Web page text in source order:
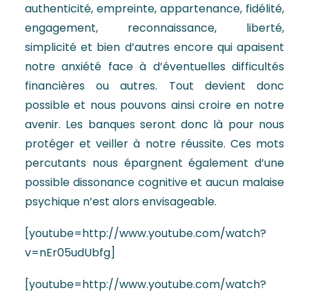
authenticité, empreinte, appartenance, fidélité,
engagement, reconnaissance, liberté,
simplicité et bien d’autres encore qui apaisent
notre anxiété face à d’éventuelles difficultés
financières ou autres. Tout devient donc
possible et nous pouvons ainsi croire en notre
avenir. Les banques seront donc là pour nous
protéger et veiller à notre réussite. Ces mots
percutants nous épargnent également d’une
possible dissonance cognitive et aucun malaise
psychique n’est alors envisageable.
[youtube=http://www.youtube.com/watch?
v=nEr05udUbfg]
[youtube=http://www.youtube.com/watch?